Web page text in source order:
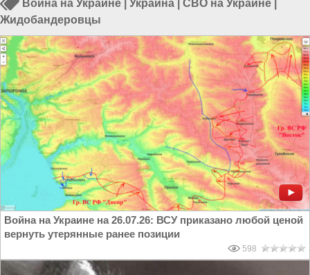
Война на Украине Украина СВО на Украине
Жидобандеровцы
Война на Украине на 26.07.26: ВСУ приказано любой ценой
вернуть утерянные ранее позиции
598